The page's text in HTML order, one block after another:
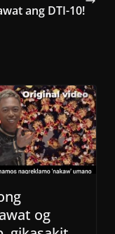
ang DTI-10!
og